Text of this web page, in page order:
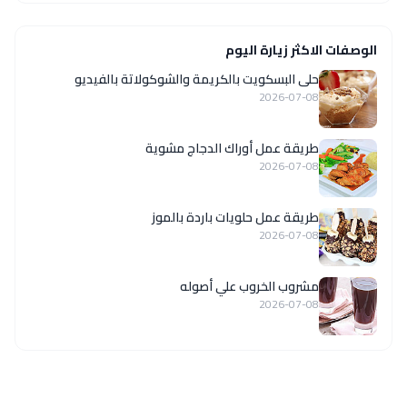
الوصفات الاكثر زيارة اليوم
حلى البسكويت بالكريمة والشوكولاتة بالفيديو
2026-07-08
طريقة عمل أوراك الدجاج مشوية
2026-07-08
طريقة عمل حلويات باردة بالموز
2026-07-08
مشروب الخروب علي أصوله
2026-07-08